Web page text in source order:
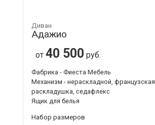
Диван
Адажио
от 40 500 руб.
Фабрика - Фиеста Мебель
Механизм - нераскладной, французская
раскладушка, седафлекс
Ящик для белья
Набор размеров